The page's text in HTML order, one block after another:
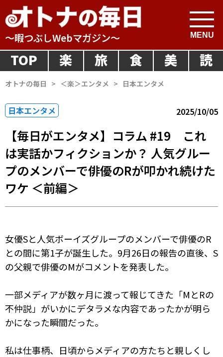
～暇つぶしWebマガジン～
TOP 楽 旅 食 美 読
オトナの毎日 > ＜楽＞エンタメ > 日本エンタメ
日本エンタメ 2025/10/05
【毎日がエンタメ】コラム #19 これ
は実話かフィクションか？ 人気グルー
プのメンバーで俳優のRが叩かれ続けた
ワケ ＜前編＞
女優Sと人気ボーイズグループのメンバーで俳優のR
との間に第1子が誕生した。9月26日の報告の直後、S
の父親で俳優のMがコメントを発表した。
一部メディアが数ヶ月に渡って報じてきた「MとRの
不仲説」がいかにデタラメな内容であったかが明ら
かになった瞬間だった。
私は仕事柄、日頃からメディアの方たちと親しくし